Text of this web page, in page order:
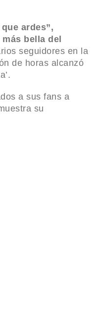
ardes”,
bella del
seguidores en la
de horas alcanzó
a sus fans a
su
AVIÑA
LA VOZ
MELIBEA